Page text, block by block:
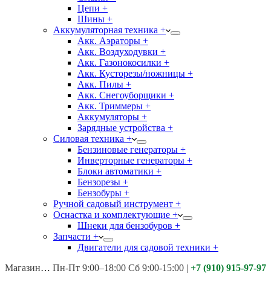
Цепи +
Шины +
Аккумуляторная техника +
Акк. Аэраторы +
Акк. Воздуходувки +
Акк. Газонокосилки +
Акк. Кусторезы/ножницы +
Акк. Пилы +
Акк. Снегоуборщики +
Акк. Триммеры +
Аккумуляторы +
Зарядные устройства +
Силовая техника +
Бензиновые генераторы +
Инверторные генераторы +
Блоки автоматики +
Бензорезы +
Бензобуры +
Ручной садовый инструмент +
Оснастка и комплектующие +
Шнеки для бензобуров +
Запчасти +
Двигатели для садовой техники +
Магазины: Калуга ул. Московская д.113
Пн-Пт 9:00–18:00 Сб 9:00-15:00 | +7 (910) 915-97-97